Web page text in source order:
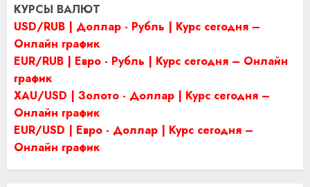
КУРСЫ ВАЛЮТ
USD/RUB | Доллар - Рубль | Курс сегодня –
Онлайн график
EUR/RUB | Евро - Рубль | Курс сегодня – Онлайн
график
XAU/USD | Золото - Доллар | Курс сегодня –
Онлайн график
EUR/USD | Евро - Доллар | Курс сегодня –
Онлайн график